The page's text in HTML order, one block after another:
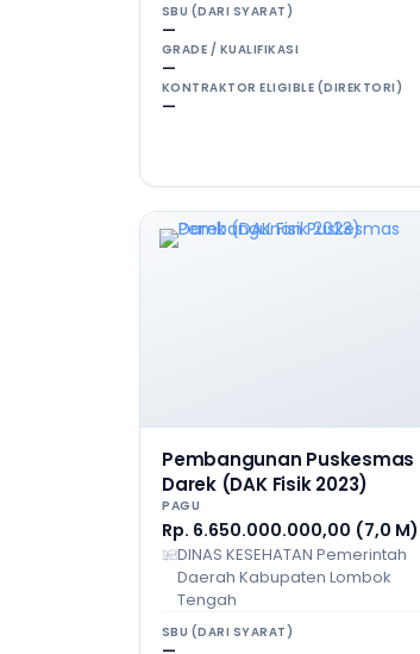
SBU (DARI SYARAT)
—
GRADE / KUALIFIKASI
—
KONTRAKTOR ELIGIBLE (DIREKTORI)
—
Pembangunan Puskesmas
Darek (DAK Fisik 2023)
PAGU
Rp. 6.650.000.000,00 (7,0 M)
DINAS KESEHATAN Pemerintah
Daerah Kabupaten Lombok
Tengah
SBU (DARI SYARAT)